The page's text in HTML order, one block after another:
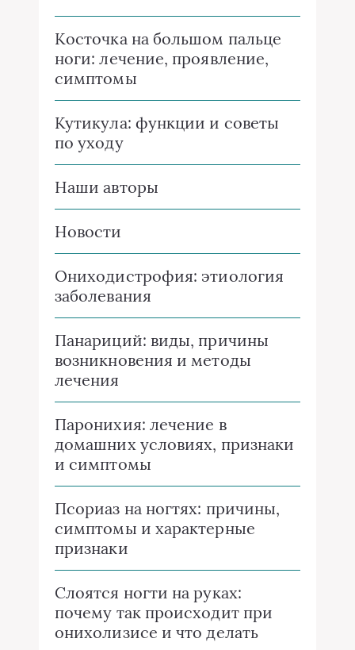
Косточка на большом пальце
ноги: лечение, проявление,
симптомы
Кутикула: функции и советы
по уходу
Наши авторы
Новости
Ониходистрофия: этиология
заболевания
Панариций: виды, причины
возникновения и методы
лечения
Паронихия: лечение в
домашних условиях, признаки
и симптомы
Псориаз на ногтях: причины,
симптомы и характерные
признаки
Слоятся ногти на руках:
почему так происходит при
онихолизисе и что делать